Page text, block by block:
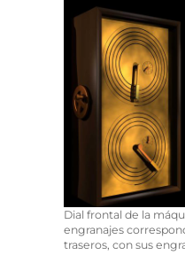
Dial frontal de la
engranajes
traseros, con sus